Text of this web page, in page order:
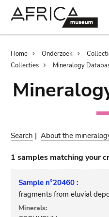
Home Onderzoek
Collecties
Mineralogy
Search |About the
1 samples matching your
Sample n°20460 :
fragments from eluvial
Minerals: